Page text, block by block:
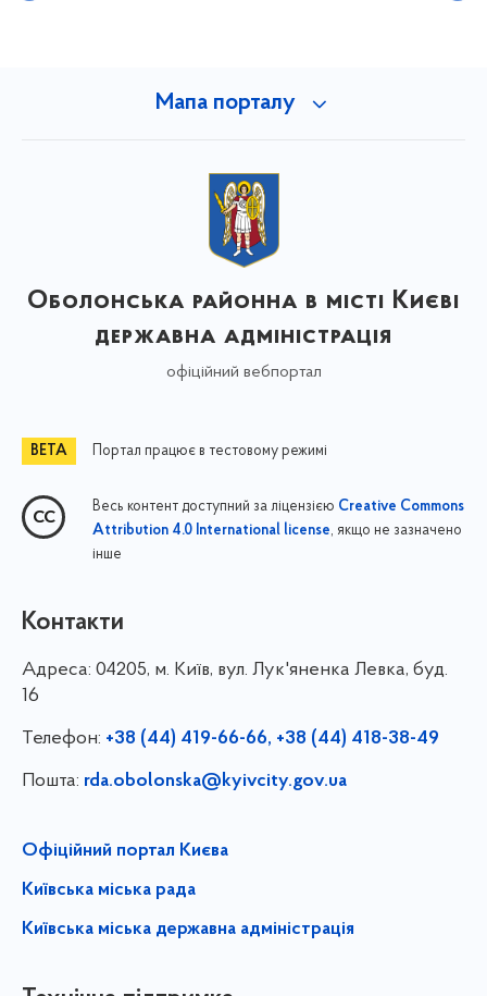
Мапа порталу
Оболонська районна в місті Києві
державна адміністрація
офіційний вебпортал
Портал працює в тестовому режимі
Весь контент доступний за ліцензією Creative Commons
Attribution 4.0 International license, якщо не зазначено
інше
Контакти
Адреса: 04205, м. Київ, вул. Лук'яненка Левка, буд.
16
Телефон: +38 (44) 419-66-66, +38 (44) 418-38-49
Пошта: rda.obolonska@kyivcity.gov.ua
Офіційний портал Києва
Київська міська рада
Київська міська державна адміністрація